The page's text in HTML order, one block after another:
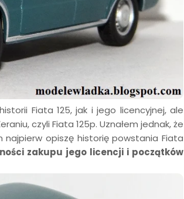
Fiata 125, jak i jego licencyjnej, ale
czyli Fiata 125p. Uznałem jednak, że
najpierw opiszę historię powstania Fiata
zakupu jego licencji i początków